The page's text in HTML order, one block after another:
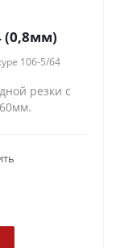
(0,8мм)
106-5/64
резки с